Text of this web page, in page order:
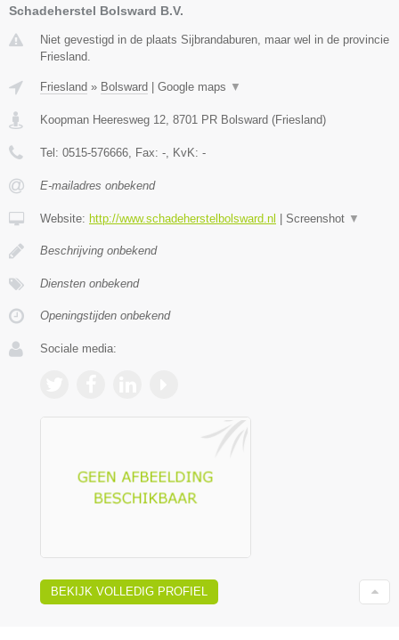
Schadeherstel Bolsward B.V.
Niet gevestigd in de plaats Sijbrandaburen, maar wel in de provincie
Friesland.
Friesland » Bolsward Google maps ▼
Koopman Heeresweg 12, 8701 PR Bolsward (Friesland)
Tel: 0515-576666, Fax: -, KvK: -
E-mailadres onbekend
Website: http://www.schadeherstelbolsward.nl Screenshot ▼
Beschrijving onbekend
Diensten onbekend
Openingstijden onbekend
Sociale media:
BEKIJK VOLLEDIG PROFIEL